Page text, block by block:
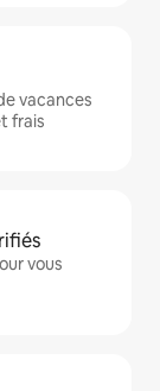
vacances
frais
vous